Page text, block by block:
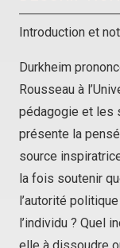
Introduction et
Durkheim
Rousseau à
pédagogie et les
présente la
source
la fois soutenir
l’autorité
l’individu ? Quel